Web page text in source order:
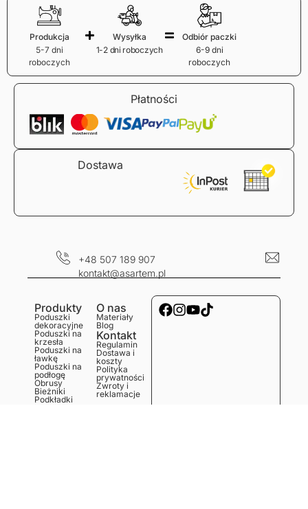
Produkcja
5-7 dni
roboczych
Wysyłka
1-2 dni roboczych
Odbiór paczki
6-9 dni
roboczych
Płatności
Dostawa
+48 507 189 907
kontakt@asartem.pl
Produkty
Poduszki
dekoracyjne
Poduszki na
krzesła
Poduszki na
ławkę
Poduszki na
podłogę
Obrusy
Bieżniki
Podkładki
O nas
Materiały
Blog
Kontakt
Regulamin
Dostawa i
koszty
Polityka
prywatności
Zwroty i
reklamacje